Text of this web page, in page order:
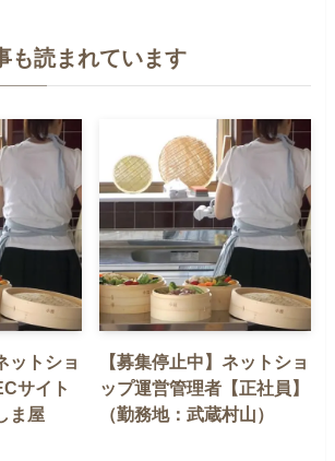
も読まれています
ットショ
サイト
ま屋
【募集停止中】ネットショ
ップ運営管理者【正社員】
（勤務地：武蔵村山）